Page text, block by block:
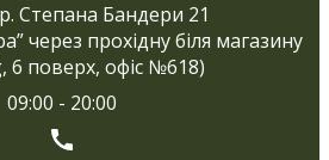
Степана Бандери 21
через прохідну біля магазину
6 поверх, офіс №618)
09:00 - 20:00